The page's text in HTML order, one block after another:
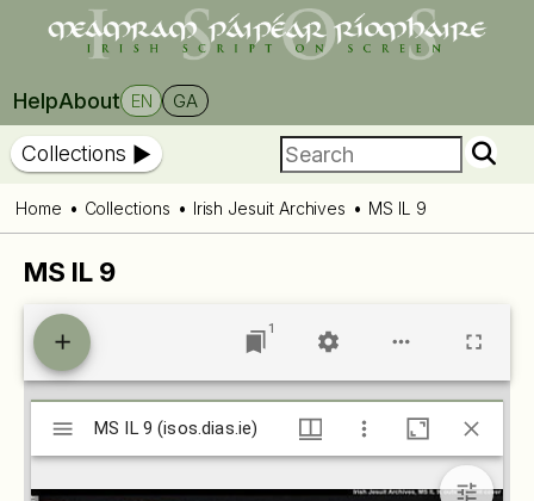
HelpAbout EN GA
Collections
Home Collections Irish Jesuit Archives MS IL 9
MS IL 9
1
Mirador
viewerMS IL 9 (isos.dias.ie)
MS IL 9 (isos.dias.ie)